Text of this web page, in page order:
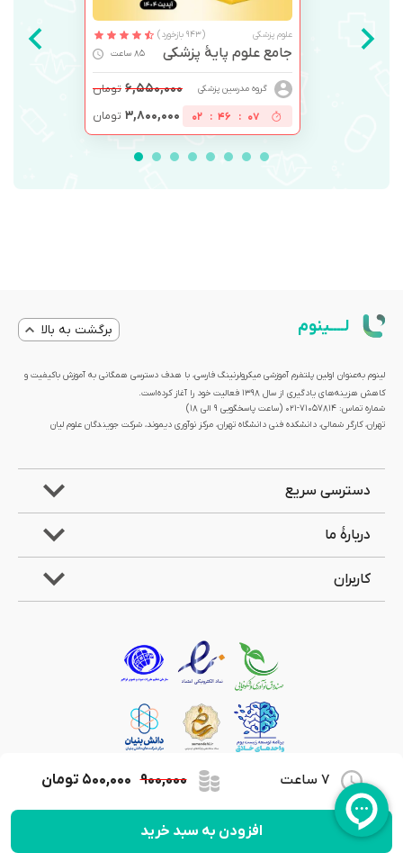
7 ساعت ۹۰۰,۰۰۰ ۵۰۰,۰۰۰ تومان
افزودن به سبد خرید
علوم پزشکی (943 بازخورد)
جامع علوم پایۀ پزشکی 85 ساعت
گروه مدرسین پزشکی ۶,۵۵۰,۰۰۰ تومان
07
:
46
:
02 ۳,۸۰۰,۰۰۰ تومان
لــــینوم برگشت به بالا
لینوم به‌عنوان اولین پلتفرم آموزشی میکرولرنینگ فارسی، با هدف دسترسی همگانی به آموزش باکیفیت و
کاهش هزینه‌های یادگیری از سال 1398 فعالیت خود را آغاز کرده‌است.
شماره تماس: 71057814-021 (ساعت پاسخگویی ۹ الی ۱۸)
تهران، کارگر شمالی، دانشکده فنی دانشگاه تهران، مرکز نوآوری دیموند، شرکت جویندگان علوم لیان
دسترسی سریع
دربارۀ ما
کاربران
کلیۀ حقوق مادی و معنوی این وب‌سایت متعلق به شرکت جویندگان علوم لیان می‌باشد.